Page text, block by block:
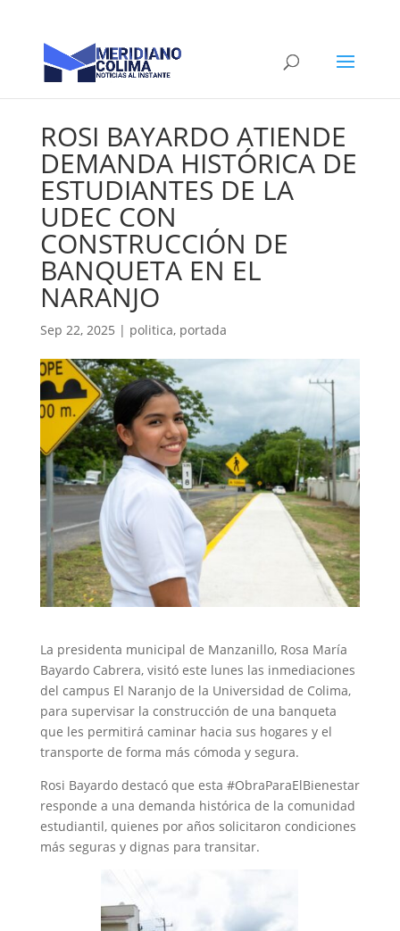
ROSI BAYARDO ATIENDE
DEMANDA HISTÓRICA DE
ESTUDIANTES DE LA
UDEC CON
CONSTRUCCIÓN DE
BANQUETA EN EL
NARANJO
Sep 22, 2025 | politica, portada
La presidenta municipal de Manzanillo, Rosa María
Bayardo Cabrera, visitó este lunes las inmediaciones
del campus El Naranjo de la Universidad de Colima,
para supervisar la construcción de una banqueta
que les permitirá caminar hacia sus hogares y el
transporte de forma más cómoda y segura.
Rosi Bayardo destacó que esta #ObraParaElBienestar
responde a una demanda histórica de la comunidad
estudiantil, quienes por años solicitaron condiciones
más seguras y dignas para transitar.